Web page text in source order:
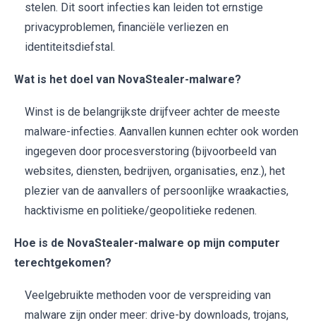
stelen. Dit soort infecties kan leiden tot ernstige
privacyproblemen, financiële verliezen en
identiteitsdiefstal.
Wat is het doel van NovaStealer-malware?
Winst is de belangrijkste drijfveer achter de meeste
malware-infecties. Aanvallen kunnen echter ook worden
ingegeven door procesverstoring (bijvoorbeeld van
websites, diensten, bedrijven, organisaties, enz.), het
plezier van de aanvallers of persoonlijke wraakacties,
hacktivisme en politieke/geopolitieke redenen.
Hoe is de NovaStealer-malware op mijn computer
terechtgekomen?
Veelgebruikte methoden voor de verspreiding van
malware zijn onder meer: drive-by downloads, trojans,